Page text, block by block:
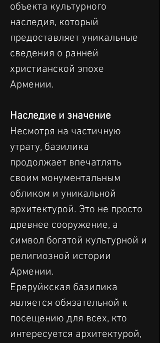
объекта культурного
наследия, который
предоставляет уникальные
сведения о ранней
христианской эпохе
Армении.
Наследие и значение
Несмотря на частичную
утрату, базилика
продолжает впечатлять
своим монументальным
обликом и уникальной
архитектурой. Это не просто
древнее сооружение, а
символ богатой культурной и
религиозной истории
Армении.
Ереруйкская базилика
является обязательной к
посещению для всех, кто
интересуется архитектурой,